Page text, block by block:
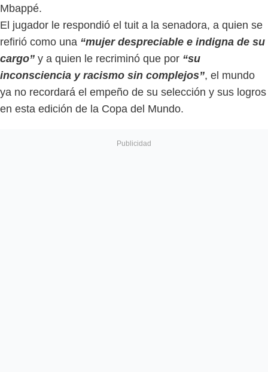
Mbappé.
El jugador le respondió el tuit a la senadora, a quien se
refirió como una “mujer despreciable e indigna de su
cargo” y a quien le recriminó que por “su
inconsciencia y racismo sin complejos”, el mundo
ya no recordará el empeño de su selección y sus logros
en esta edición de la Copa del Mundo.